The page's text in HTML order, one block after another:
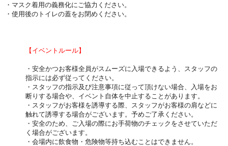
・マスク着用の義務化にご協力ください。
・使用後のトイレの蓋をお閉めください。
【イベントルール】
・安全かつお客様全員がスムーズに入場できるよう、スタッフの
指示には必ず従ってください。
・スタッフの指示及び注意事項に従って頂けない場合、入場をお
断りする場合や、イベント自体を中止することがあります。
・スタッフがお客様を誘導する際、スタッフがお客様の肩などに
触れて誘導する場合がございます。予めご了承ください。
・安全のため、ご入場の際にお手荷物のチェックをさせていただ
く場合がございます。
・会場内に飲食物・危険物等持ち込むことはできません。